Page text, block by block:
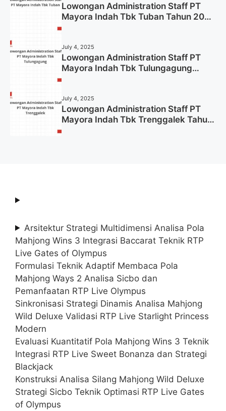
Lowongan Administration Staff PT
Mayora Indah Tbk Tuban Tahun 2025
July 4, 2025
Lowongan Administration Staff PT
Mayora Indah Tbk Tulungagung
July 4, 2025
Lowongan Administration Staff PT
Mayora Indah Tbk Trenggalek Tahun
Arsitektur Strategi Multidimensi Analisa Pola
Mahjong Wins 3 Integrasi Baccarat Teknik RTP
Live Gates of Olympus
Formulasi Teknik Adaptif Membaca Pola
Mahjong Ways 2 Analisa Sicbo dan
Pemanfaatan RTP Live Olympus
Sinkronisasi Strategi Dinamis Analisa Mahjong
Wild Deluxe Validasi RTP Live Starlight Princess
Modern
Evaluasi Kuantitatif Pola Mahjong Wins 3 Teknik
Integrasi RTP Live Sweet Bonanza dan Strategi
Blackjack
Konstruksi Analisa Silang Mahjong Wild Deluxe
Strategi Sicbo Teknik Optimasi RTP Live Gates
of Olympus